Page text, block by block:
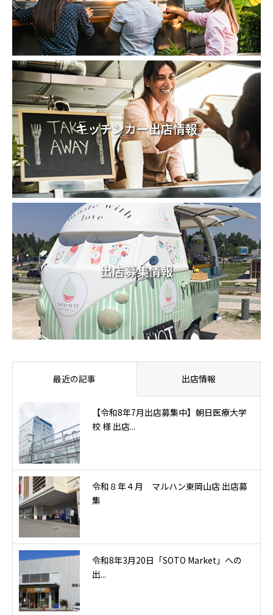
キッチンカー出店情報
出店募集情報
最近の記事 出店情報
【令和8年7月出店募集中】朝日医療大学
校 様 出店...
令和８年４月 マルハン東岡山店 出店募
集
令和8年3月20日「SOTO Market」への
出...